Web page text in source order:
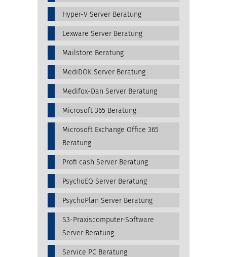
Hyper-V Server Beratung
Lexware Server Beratung
Mailstore Beratung
MediDOK Server Beratung
Medifox-Dan Server Beratung
Microsoft 365 Beratung
Microsoft Exchange Office 365
Beratung
Profi cash Server Beratung
PsychoEQ Server Beratung
PsychoPlan Server Beratung
S3-Praxiscomputer-Software
Server Beratung
Service PC Beratung